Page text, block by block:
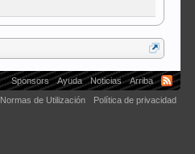
Sponsors Ayuda Noticias
Arriba
Normas de Utilización
Política de privacidad